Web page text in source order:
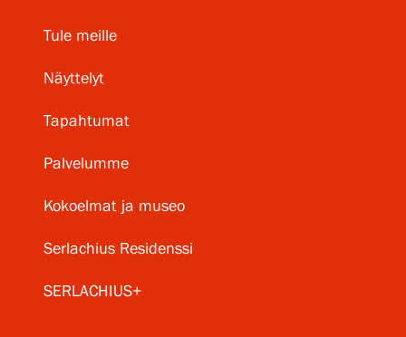
Tule meille
Näyttelyt
Tapahtumat
Palvelumme
Kokoelmat ja museo
Serlachius Residenssi
SERLACHIUS+